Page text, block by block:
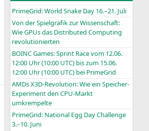
PrimeGrid: World Snake Day 16.–21. Juli
Von der Spielgrafik zur Wissenschaft:
Wie GPUs das Distributed Computing
revolutionierten
BOINCGames: Sprint Race vom 12.06.
12:00 Uhr (10:00 UTC) bis zum 15.06.
12:00 Uhr (10:00 UTC) bei PrimeGrid
AMDs X3D-Revolution: Wie ein Speicher-
Experiment den CPU-Markt
umkrempelte
PrimeGrid: National Egg Day Challenge
3.–10. Juni